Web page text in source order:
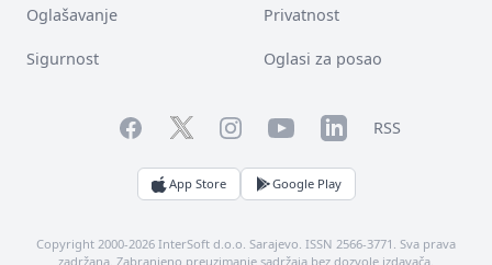
Oglašavanje Privatnost
Sigurnost Oglasi za posao
FacebookTwitterInstagramYouTubeLinkedInRSS
App Store Google Play
Copyright 2000-2026 InterSoft d.o.o. Sarajevo. ISSN 2566-3771. Sva prava
zadržana. Zabranjeno preuzimanje sadržaja bez dozvole izdavača.